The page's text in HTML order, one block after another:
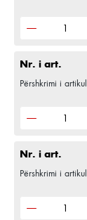
Nr. i art.
Përshkrimi i
Nr. i art.
Përshkrimi i